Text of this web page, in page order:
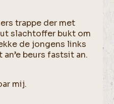
trappe der met
ut slachtoffer bukt om
de jongens links
beurs fastsit an.
mij.